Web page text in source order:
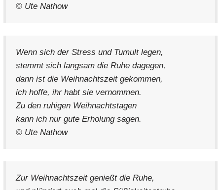
© Ute Nathow
Wenn sich der Stress und Tumult legen,
stemmt sich langsam die Ruhe dagegen,
dann ist die Weihnachtszeit gekommen,
ich hoffe, ihr habt sie vernommen.
Zu den ruhigen Weihnachtstagen
kann ich nur gute Erholung sagen.
© Ute Nathow
Zur Weihnachtszeit genießt die Ruhe,